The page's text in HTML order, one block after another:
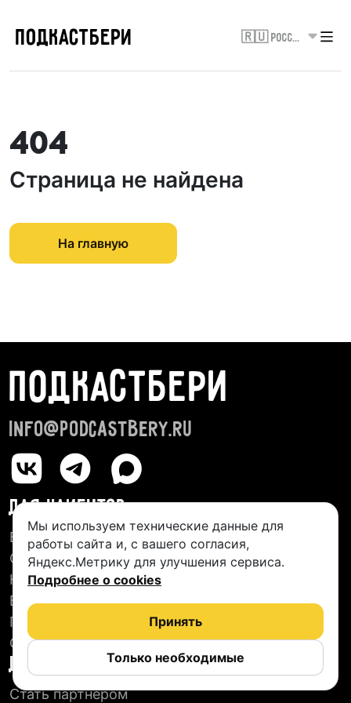
ПОДКАСТБЕРИ 🇷🇺 Россия
404
Страница не найдена
На главную
ПОДКАСТБЕРИ
info@podcastbery.ru
ДЛЯ КЛИЕНТОВ
База студий
О сервисе
Новые подкасты
Блог
Пользовательское соглашение
Отзывы
ДЛЯ СТУДИЙ
Стать партнером
Мы используем технические данные для
работы сайта и, с вашего согласия,
Яндекс.Метрику для улучшения сервиса.
Подробнее о cookies
Только необходимые
Принять